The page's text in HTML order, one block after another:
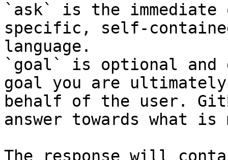
`ask` is the
specific, self-
language.
`goal` is optional and
goal you are
behalf of the user.
answer towards what
The response will